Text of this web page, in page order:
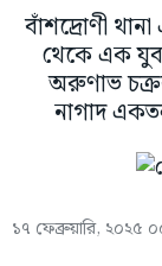
বাঁশদ্রোণী
থেকে এক
অরুণাভ
নাগাদ
১৭ ফেব্রুয়ারি, ২০২৫